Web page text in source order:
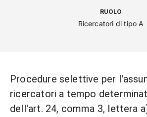
RUOLO
Ricercatori di tipo A
Procedure selettive per
ricercatori a tempo
dell'art. 24, comma 3, lettera